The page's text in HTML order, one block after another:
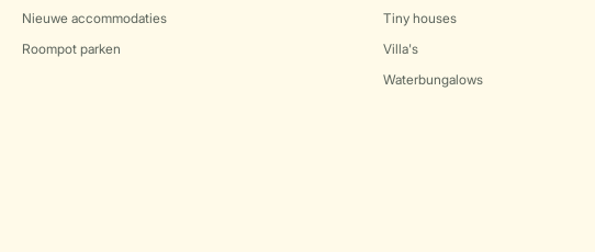
Nieuwe accommodaties
Roompot parken
Tiny houses
Villa's
Waterbungalows